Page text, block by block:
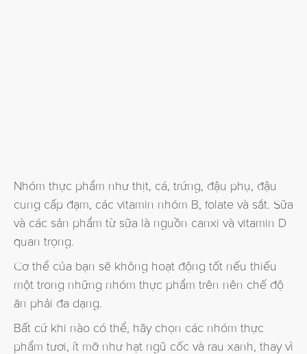
Nhóm thực phẩm như thịt, cá, trứng, đậu phụ, đậu
cung cấp đạm, các vitamin nhóm B, folate và sắt. Sữa
và các sản phẩm từ sữa là nguồn canxi và vitamin D
quan trọng.
Cơ thể của bạn sẽ không hoạt động tốt nếu thiếu
một trong những nhóm thực phẩm trên nên chế độ
ăn phải đa dạng.
Bất cứ khi nào có thể, hãy chọn các nhóm thực
phẩm tươi, ít mỡ như hạt ngũ cốc và rau xanh, thay vì